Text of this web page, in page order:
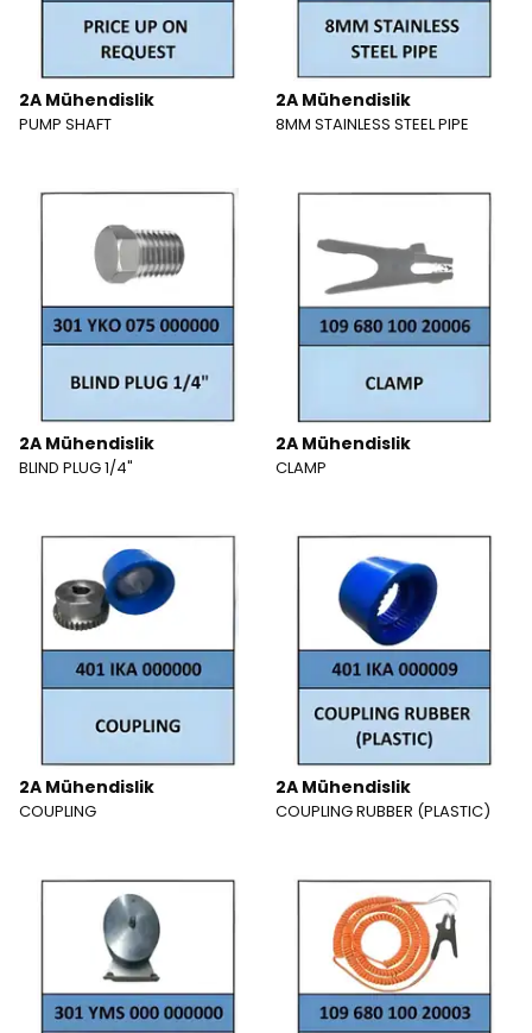
2A Mühendislik
PUMP SHAFT
2A Mühendislik
8MM STAINLESS STEEL PIPE
2A Mühendislik
BLIND PLUG 1/4"
2A Mühendislik
CLAMP
2A Mühendislik
COUPLING
2A Mühendislik
COUPLING RUBBER (PLASTIC)